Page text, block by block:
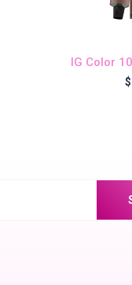
IG Color
$